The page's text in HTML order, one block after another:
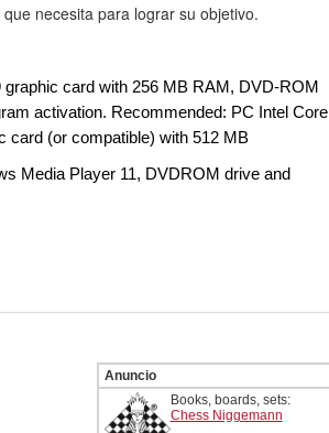
necesita para lograr su objetivo.
card with 256 MB RAM, DVD-ROM
activation. Recommended: PC Intel Core
card (or compatible) with 512 MB
Media Player 11, DVDROM drive and
Anuncio
Books, boards, sets:
Chess Niggemann